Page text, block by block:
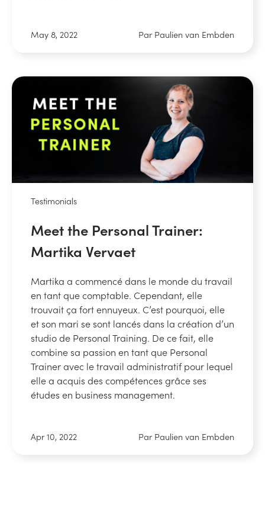
May 8, 2022 Par Paulien van Embden
Testimonials
Meet the Personal Trainer:
Martika Vervaet
Martika a commencé dans le monde du travail
en tant que comptable. Cependant, elle
trouvait ça fort ennuyeux. C’est pourquoi, elle
et son mari se sont lancés dans la création d’un
studio de Personal Training. De ce fait, elle
combine sa passion en tant que Personal
Trainer avec le travail administratif pour lequel
elle a acquis des compétences grâce ses
études en business management.
Apr 10, 2022 Par Paulien van Embden